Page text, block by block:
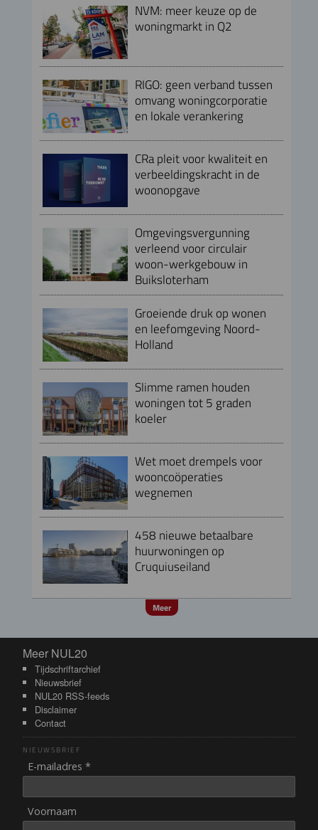
NVM: meer keuze op de
woningmarkt in Q2
RIGO: geen verband tussen
omvang woningcorporatie
en lokale verankering
CRa pleit voor kwaliteit en
verbeeldingskracht in de
woonopgave
Omgevingsvergunning
verleend voor circulair
woon-werkgebouw in
Buiksloterham
Groeiende druk op wonen
en leefomgeving Noord-
Holland
Slimme ramen houden
woningen tot 5 graden
koeler
Wet moet drempels voor
wooncoöperaties
wegnemen
458 nieuwe betaalbare
huurwoningen op
Cruquiuseiland
Meer
Meer NUL20
Meer NUL20
Tijdschriftarchief
Nieuwsbrief
NUL20 RSS-feeds
Disclaimer
Contact
NIEUWSBRIEF
E-mailadres *
Voornaam